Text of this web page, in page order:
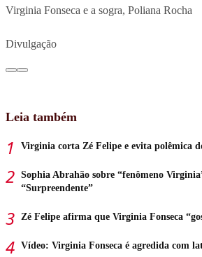
Virginia Fonseca e a sogra, Poliana Rocha
Divulgação
Leia também
Virginia corta Zé Felipe e evita polêmica
Sophia Abrahão sobre “fenômeno
“Surpreendente”
Zé Felipe afirma que Virginia Fonseca
Vídeo: Virginia Fonseca é agredida com